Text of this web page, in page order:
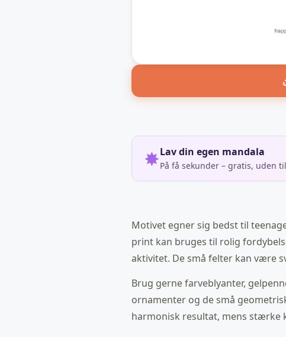
✸Lav din egen mandala
På få sekunder – gratis, uden
Motivet egner sig bedst til
print kan bruges til rolig
aktivitet. De små felter kan være
Brug gerne farveblyanter,
ornamenter og de små
harmonisk resultat, mens